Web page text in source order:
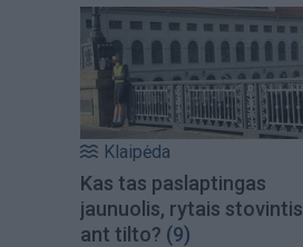
Klaipėda
Kas tas paslaptingas
jaunuolis, rytais stovintis
ant tilto? (9)